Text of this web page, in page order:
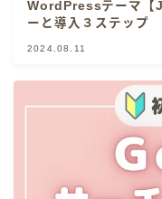
WordPressテーマ【
ーと導入３ステップ
2024.08.11